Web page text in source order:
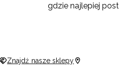
gdzie najlepiej
Znajdź nasze sklepy